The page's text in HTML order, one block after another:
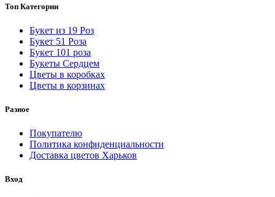
Топ Категории
Букет из 19 Роз
Букет 51 Роза
Букет 101 роза
Букеты Сердцем
Цветы в коробках
Цветы в корзинах
Разное
Покупателю
Политика конфиденциальности
Доставка цветов Харьков
Вход